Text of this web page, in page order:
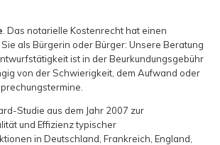
. Das notarielle Kostenrecht hat einen
als Bürgerin oder Bürger: Unsere Beratung
ist in der Beurkundungsgebühr
von der Schwierigkeit, dem Aufwand oder
Studie aus dem Jahr 2007 zur
und Effizienz typischer
in Deutschland, Frankreich, England,